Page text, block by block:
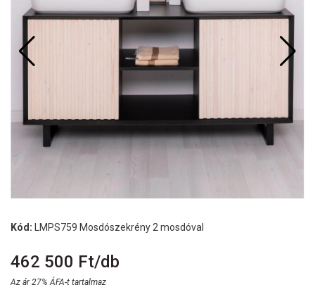
Kód: LMPS759 Mosdószekrény 2 mosdóval
462 500 Ft/db
Az ár 27% ÁFA-t tartalmaz